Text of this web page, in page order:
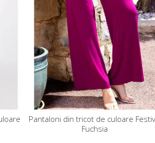
Pantaloni din tricot de culoare Festival
Fuchsia